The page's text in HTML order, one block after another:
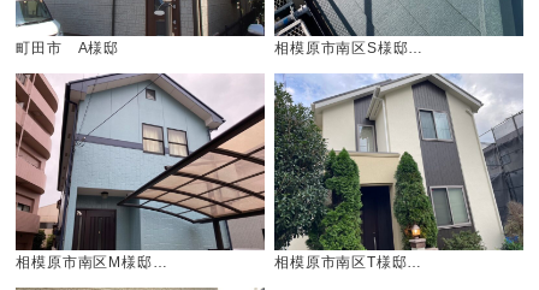
町田市 A様邸 相模原市南区S様邸…
相模原市南区M様邸… 相模原市南区T様邸…